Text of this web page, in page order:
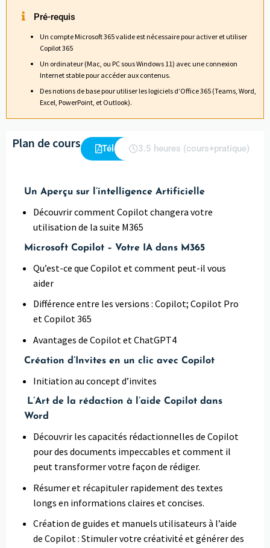
Pré-requis
Un compte Microsoft 365 valide est nécessaire pour activer et utiliser
Copilot 365
Un ordinateur (Mac, ou PC sous Windows 11) avec une connexion
Internet stable pour accéder aux contenus.
Des notions de base pour utiliser les logiciels d’Office 365 (Teams, Word,
Excel, PowerPoint, et Outlook).
Plan de cours Télécharger3.5 heures (cours+pratique)
Un Aperçu sur l’intelligence Artificielle
Découvrir comment Copilot changera votre
utilisation de la suite M365
Microsoft Copilot – Votre IA dans M365
Qu’est-ce que Copilot et comment peut-il vous
aider
Différence entre les versions : Copilot; Copilot Pro
et Copilot 365
Avantages de Copilot et ChatGPT4
Création d’Invites en un clic avec Copilot
Initiation au concept d’invites
L’Art de la rédaction à l’aide Copilot dans
Word
Découvrir les capacités rédactionnelles de Copilot
pour des documents impeccables et comment il
peut transformer votre façon de rédiger.
Résumer et récapituler rapidement des textes
longs en informations claires et concises.
Création de guides et manuels utilisateurs à l’aide
de Copilot : Stimuler votre créativité et générer des